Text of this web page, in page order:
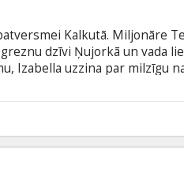
Kalkutā. Miljonāre
dzīvi Ņujorkā un vada
Izabella uzzina par milzīgu
detaļas. Sarunas norit
dāmas dzīvesbiedru. Kāds
valodā ar subtitriem latviešu